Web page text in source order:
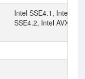
Intel SSE4.1, Intel
SSE4.2, Intel AVX2